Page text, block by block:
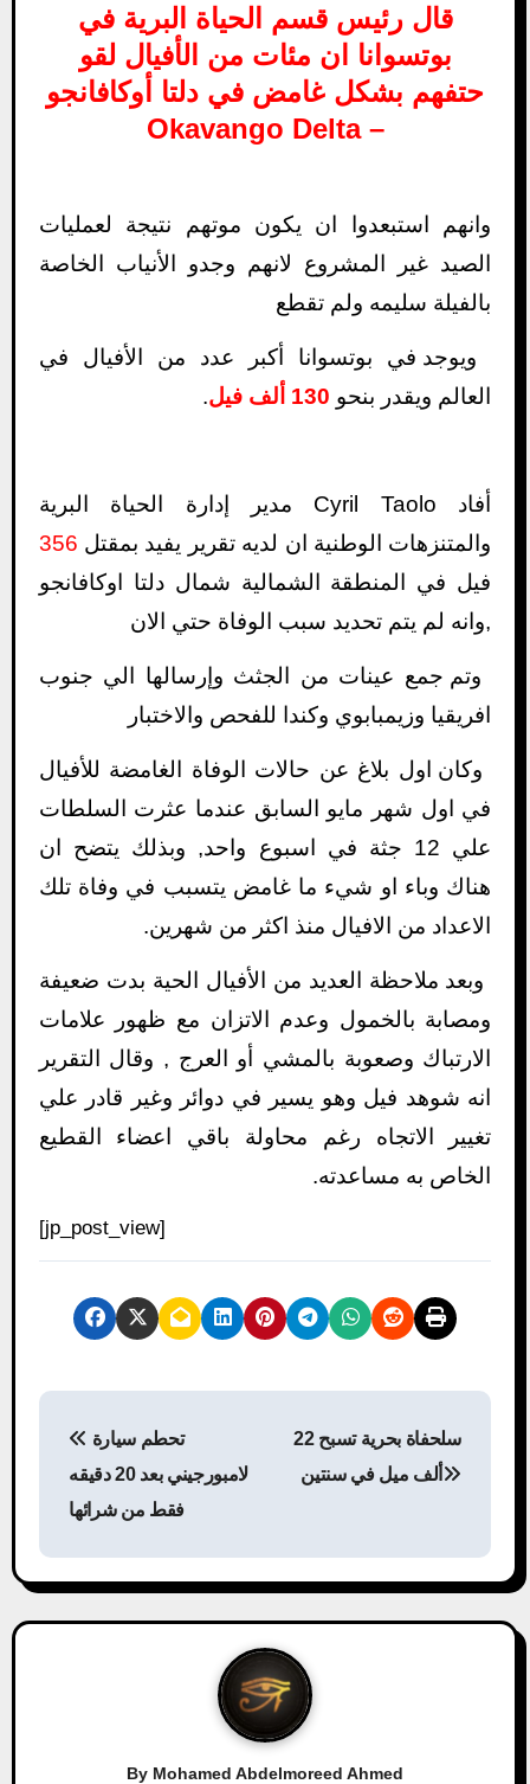
قال رئيس قسم الحياة البرية في
بوتسوانا ان مئات من الأفيال لقو
حتفهم بشكل غامض في دلتا أوكافانجو
–
Okavango Delta
وانهم استبعدوا ان يكون موتهم نتيجة لعمليات
الصيد غير المشروع لانهم وجدو الأنياب الخاصة
بالفيلة سليمه ولم تقطع
ويوجد في بوتسوانا أكبر عدد من الأفيال في
العالم ويقدر بنحو
.
أفاد Cyril Taolo مدير إدارة الحياة البرية
والمتنزهات الوطنية ان لديه تقرير يفيد بمقتل 356
فيل في المنطقة الشمالية شمال دلتا اوكافانجو
,وانه لم يتم تحديد سبب الوفاة حتي الان
وتم جمع عينات من الجثث وإرسالها الي جنوب
افريقيا وزيمبابوي وكندا للفحص والاختبار
وكان اول بلاغ عن حالات الوفاة الغامضة للأفيال
في اول شهر مايو السابق عندما عثرت السلطات
علي 12 جثة في اسبوع واحد, وبذلك يتضح ان
هناك وباء او شيء ما غامض يتسبب في وفاة تلك
الاعداد من الافيال منذ اكثر من شهرين.
وبعد ملاحظة العديد من الأفيال الحية بدت ضعيفة
ومصابة بالخمول وعدم الاتزان مع ظهور علامات
الارتباك وصعوبة بالمشي أو العرج , وقال التقرير
انه شوهد فيل وهو يسير في دوائر وغير قادر علي
تغيير الاتجاه رغم محاولة باقي اعضاء القطيع
الخاص به مساعدته.
[jp_post_view]
t
n
لامبورجيني بعد 20 دقيقه
فقط من شرائها
سلحفاة بحرية تسبح 22
ألف ميل في سنتين
By Mohamed Abdelmoreed Ahmed